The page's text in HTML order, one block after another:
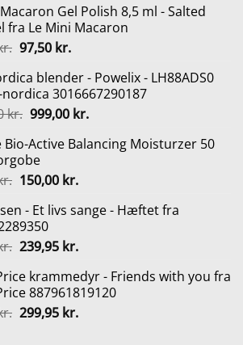
Gel Polish 8,5 ml - Salted
fra Le Mini Macaron
Den
pris
var:
130,00 kr..
97,50 kr.Den
pris
er:
97,50 kr..
blender - Powelix - LH88ADS0
3016667290187
kr. Den
pris
var:
1.499,00 kr..
999,00 kr.Den
pris
Bio-Active Balancing Moisturzer 50
Den
pris
var:
200,00 kr..
150,00 kr.Den
pris
150,00 kr..
- Et livs sange - Hæftet fra
Den
pris
var:
299,95 kr..
239,95 kr.Den
pris
er:
239,95 kr..
krammedyr - Friends with you fra
887961819120
Den
299,95 kr.Den